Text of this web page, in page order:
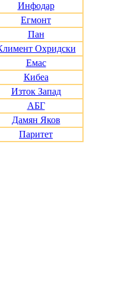
Инфодар
Егмонт
Пан
Охридски
Емас
Кибеа
Изток Запад
АБГ
Дамян Яков
Паритет